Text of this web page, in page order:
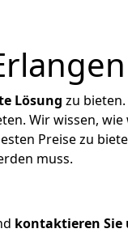
Lösung zu
Wir wissen, wie
Preise zu
muss.
kontaktieren Sie